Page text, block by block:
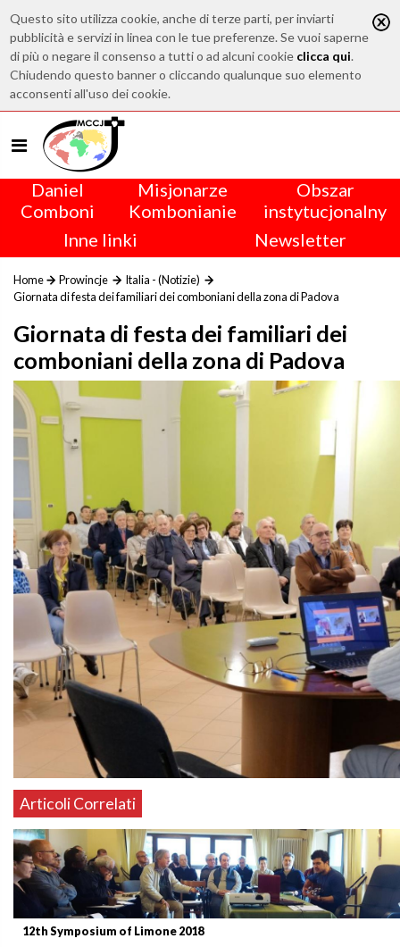
Questo sito utilizza cookie, anche di terze parti, per inviarti
pubblicità e servizi in linea con le tue preferenze. Se vuoi saperne
di più o negare il consenso a tutti o ad alcuni cookie clicca qui.
Chiudendo questo banner o cliccando qualunque suo elemento
acconsenti all'uso dei cookie.
Daniel
Comboni
Misjonarze
Kombonianie
Obszar
instytucjonalny
Inne linki
Newsletter
Home Prowincje
Italia - (Notizie)
Giornata di festa dei familiari dei comboniani della zona di Padova
Giornata di festa dei familiari dei
comboniani della zona di Padova
Articoli Correlati
12th Symposium of Limone 2018